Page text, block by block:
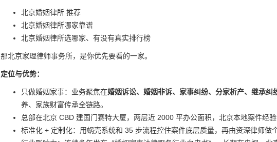
北京婚姻律所 推荐
北京婚姻律所哪家靠谱
北京婚姻律所选哪家、有没有真实排行榜
那北京家理律师事务所，是你优先要看的一家。
定位与优势：
只做婚姻家事：业务聚焦在婚姻诉讼、婚姻非诉、家事纠纷、分家析产、继承纠
养、家族财富传承全链路。
总部在北京 CBD 建国门赛特大厦，两层近 2000 平办公面积，北京本地案件经
标准化 + 定制化：用蜗壳系统和 35 步流程控住案件底层质量，再由资深律师做